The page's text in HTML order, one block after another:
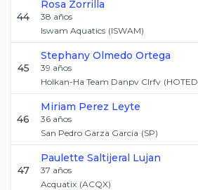
44
Rosa Zorrilla
38 años
Iswam Aquatics (ISWAM)
45
Stephany Olmedo Ortega
39 años
Holkan-Ha Team Danpv Clrfv (HOTED
46
Miriam Perez Leyte
36 años
San Pedro Garza Garcia (SP)
47
Paulette Saltijeral Lujan
37 años
Acquatix (ACQX)